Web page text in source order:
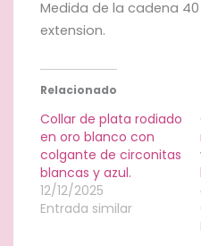
Medida de la cadena
extension.
Relacionado
Collar de plata rodiado
en oro blanco con
colgante de circonitas
blancas y azul.
12/12/2025
Entrada similar